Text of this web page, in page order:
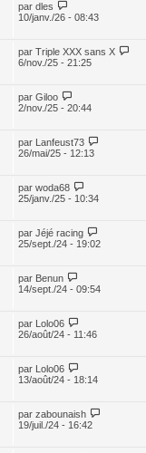
par dles
10/janv./26 - 08:43
par Triple XXX sans X
6/nov./25 - 21:25
par Giloo
2/nov./25 - 20:44
par Lanfeust73
26/mai/25 - 12:13
par woda68
25/janv./25 - 10:34
par Jéjé racing
25/sept./24 - 19:02
par Benun
14/sept./24 - 09:54
par Lolo06
26/août/24 - 11:46
par Lolo06
13/août/24 - 18:14
par zabounaish
19/juil./24 - 16:42